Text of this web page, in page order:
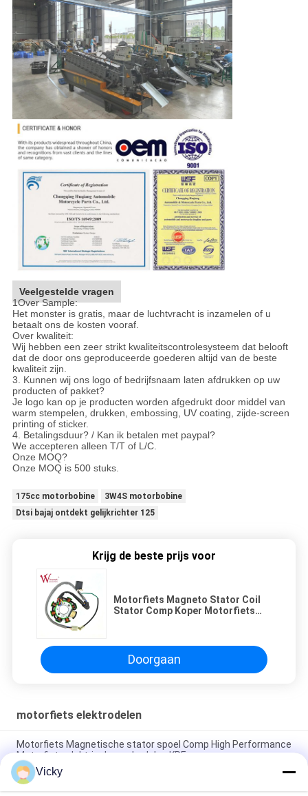
Veelgestelde vragen
1Over Sample:
Het monster is gratis, maar de luchtvracht is inzamelen of u
betaalt ons de kosten vooraf.
Over kwaliteit:
Wij hebben een zeer strikt kwaliteitscontrolesysteem dat belooft
dat de door ons geproduceerde goederen altijd van de beste
kwaliteit zijn.
3. Kunnen wij ons logo of bedrijfsnaam laten afdrukken op uw
producten of pakket?
Je logo kan op je producten worden afgedrukt door middel van
warm stempelen, drukken, embossing, UV coating, zijde-screen
printing of sticker.
4. Betalingsduur? / Kan ik betalen met paypal?
We accepteren alleen T/T of L/C.
Onze MOQ?
Onze MOQ is 500 stuks.
175cc motorbobine
3W4S motorbobine
Dtsi bajaj ontdekt gelijkrichter 125
Krijg de beste prijs voor
Motorfiets Magneto Stator Coil
Stator Comp Koper Motorfiets
Doorgaan
motorfiets elektrodelen
Motorfiets Magnetische stator spoel Comp High Performance
Motorfiets elektrische onderdelen KRF
Elektrische motorfiets relais connector Kriss 100 voor B2B
Vicky